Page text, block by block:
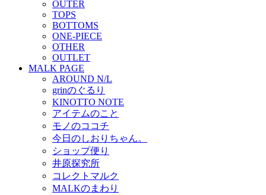
OUTER
TOPS
BOTTOMS
ONE-PIECE
OTHER
OUTLET
MALK PAGE
AROUND N/L
grinのぐるり
KINOTTO NOTE
アイテムのこと
モノのココチ
今日のしおりちゃん。
ショップ便り
井原探究所
コレクトマルク
MALKのまわり